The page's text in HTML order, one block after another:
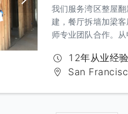
我们服务湾区整屋
建，餐厅拆墙加梁
师专业团队合作。
意的合作12年从业经验
San